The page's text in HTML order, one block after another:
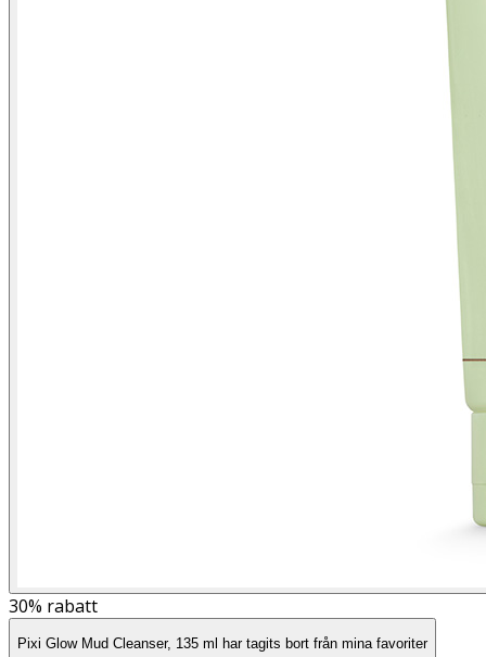
30% rabatt
Pixi Glow Mud Cleanser, 135 ml har tagits bort från mina favoriter